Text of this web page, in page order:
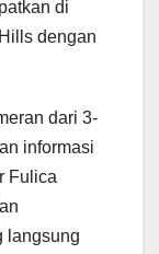
di
dengan
dari 3-
informasi
Fulica
langsung